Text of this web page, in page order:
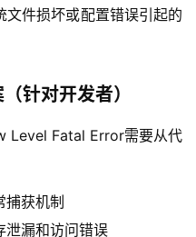
件损坏或配置错误引起的
针对开发者）
Level Fatal Error需要从代
获机制
泄漏和访问错误